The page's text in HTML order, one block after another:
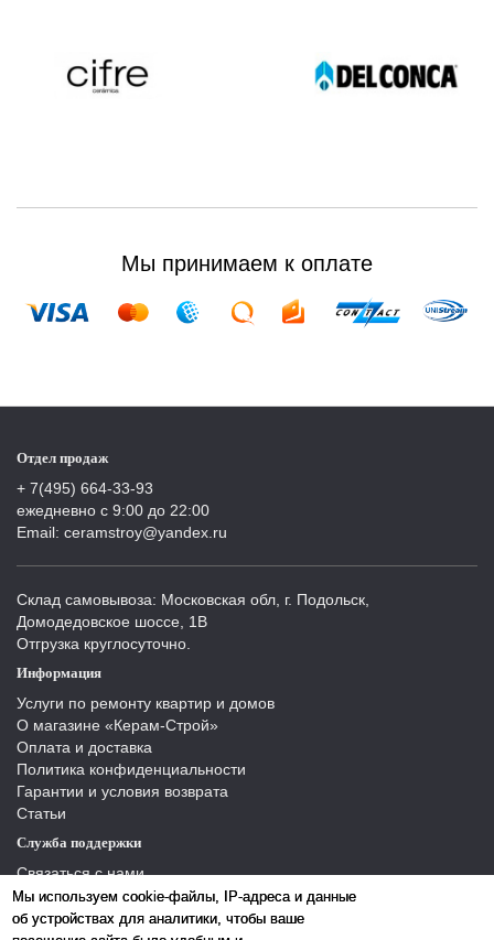
Мы используем cookie-файлы, IP-адреса и данные
об устройствах для аналитики, чтобы ваше
Мы принимаем к оплате
Отдел продаж
+ 7(495) 664-33-93
ежедневно с 9:00 до 22:00
Email: ceramstroy@yandex.ru
Склад самовывоза: Московская обл, г. Подольск,
Домодедовское шоссе, 1В
Отгрузка круглосуточно.
Информация
Услуги по ремонту квартир и домов
О магазине «Керам-Строй»
Оплата и доставка
Политика конфиденциальности
Гарантии и условия возврата
Статьи
Служба поддержки
Связаться с нами
Отзывы
Производители